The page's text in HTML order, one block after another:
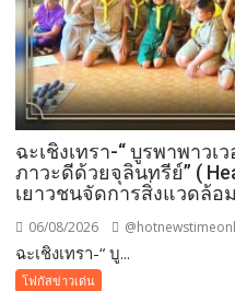
ฉะเชิงเทรา-​“ บูรพาพาวเ
ภาวะดีด้วยจุลินทรีย์” (
เยาวชนจัดการสิ่งแวดล้
06/08/2026
ฉะเชิงเทรา-​“ บู...
โฟกัสข่าวเด่น